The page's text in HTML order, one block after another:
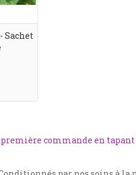
Sachet
commande en tapant